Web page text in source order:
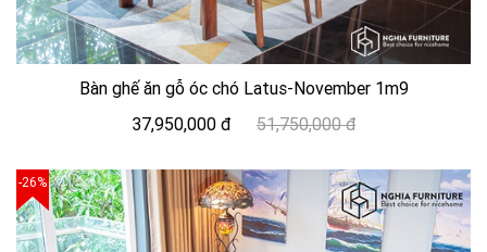
Bàn ghế ăn gỗ óc chó Latus-November 1m9
37,950,000 đ
51,750,000 đ
-26%